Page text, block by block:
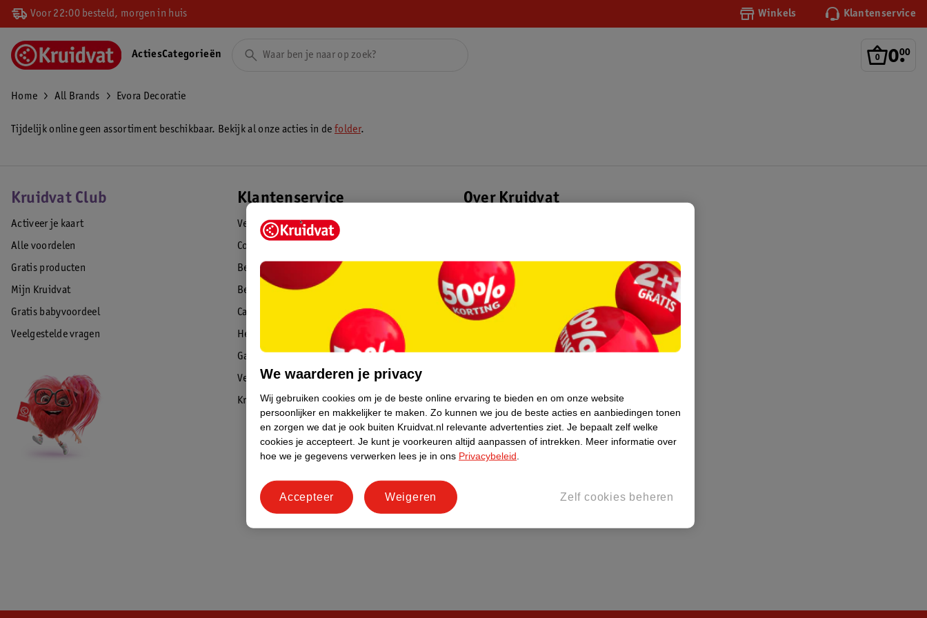
Voor 22:00 besteld, morgen in huis Winkels Klantenservice
0.
00
ActiesCategorieën
Home All Brands Evora Decoratie
Tijdelijk online geen assortiment beschikbaar. Bekijk al onze acties in defolder.
Kruidvat Club
Activeer je kaart
Alle voordelen
Gratis producten
Mijn Kruidvat
Gratis babyvoordeel
Veelgestelde vragen
Klantenservice
Veelgestelde vragen
Contact
Bestellen & leveren
Betalen
Cadeaukaart saldo
Herroepen & retourneren
Garantie
Veiligheidswaarschuwingen
Kruidvat Advies
Over Kruidvat
Winkelformule
Bedrijfsgegevens
Werken bij
Informatiepagina's
Keurmerk Zelfzorg Online
We waarderen je privacy
Wij gebruiken cookies om je de beste online ervaring te bieden en om onze website
persoonlijker en makkelijker te maken. Zo kunnen we jou de beste acties en aanbiedingen tonen
en zorgen we dat je ook buiten Kruidvat.nl relevante advertenties ziet. Je bepaalt zelf welke
cookies je accepteert. Je kunt je voorkeuren altijd aanpassen of intrekken.
Meer informatie over
hoe we je gegevens verwerken lees je in ons Privacybeleid
Zelf cookies beheren
Weigeren
Accepteer